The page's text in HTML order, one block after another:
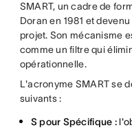
SMART, un cadre de
Doran en 1981 et
projet. Son mécanisme
comme un filtre qui
opérationnelle.
L'acronyme SMART se
suivants :
S pour Spécifique :